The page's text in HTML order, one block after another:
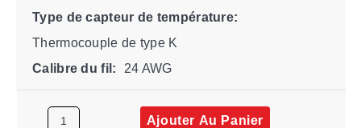
Type de capteur de température:
Thermocouple de type K
Calibre du fil:
24 AWG
Ajouter Au Panier